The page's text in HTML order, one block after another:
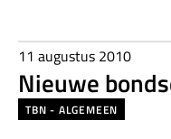
11 augustus 2010
Nieuwe
TBN - ALGEMEEN